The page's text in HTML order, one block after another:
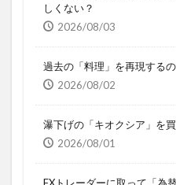
しくない？
2026/08/03
過去の「料理」を再現する
2026/08/02
瀑下げの「キオクシア」を
2026/08/01
FXトレーダーに取って「為